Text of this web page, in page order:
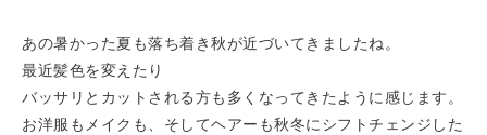
あの暑かった夏も落ち着き秋が近づいてきましたね。
最近髪色を変えたり
バッサリとカットされる方も多くなってきたように感じます。
お洋服もメイクも、そしてヘアーも秋冬にシフトチェンジした